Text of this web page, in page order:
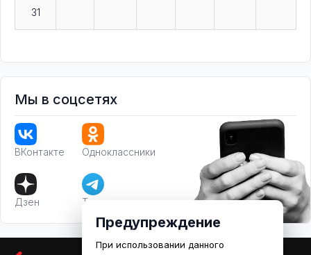
31
Мы в соцсетях
ВКонтакте Одноклассники
Дзен Телеграм
Предупреждение
При использовании данного